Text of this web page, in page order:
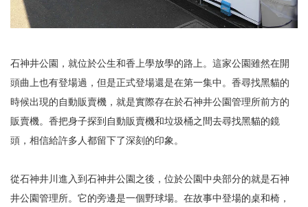
石神井公園，就位於公生和香上學放學的路上。這家公園雖然在開
頭曲上也有登場過，但是正式登場還是在第一集中。香尋找黑貓的
時候出現的自動販賣機，就是實際存在於石神井公園管理所前方的
販賣機。香把身子探到自動販賣機和垃圾桶之間去尋找黑貓的鏡
頭，相信給許多人都留下了深刻的印象。
從石神井川進入到石神井公園之後，位於公園中央部分的就是石神
井公園管理所。它的旁邊是一個野球場。在故事中登場的桌和椅，